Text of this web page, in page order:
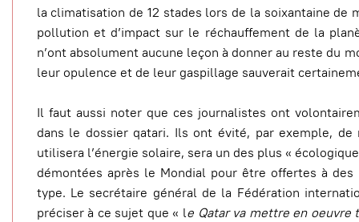
la climatisation de 12 stades lors de la soixantaine de
pollution et d’impact sur le réchauffement de la
n’ont absolument aucune leçon à donner au reste du
leur opulence et de leur gaspillage sauverait
Il faut aussi noter que ces journalistes ont
dans le dossier qatari. Ils ont évité, par exemple,
utilisera l’énergie solaire, sera un des plus «
démontées après le Mondial pour être offertes à
type. Le secrétaire général de la Fédération
préciser à ce sujet que « le Qatar va mettre en oeuvre